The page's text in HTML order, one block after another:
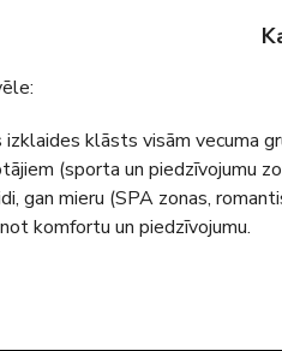
klāsts visām vecuma
(sporta un piedzīvojumu
gan mieru (SPA zonas,
komfortu un piedzīvojumu.